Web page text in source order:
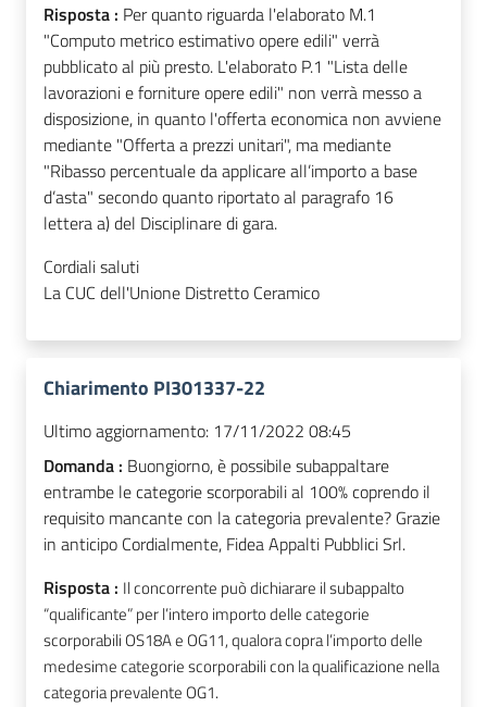
Risposta : Per quanto riguarda l'elaborato M.1
"Computo metrico estimativo opere edili" verrà
pubblicato al più presto. L'elaborato P.1 "Lista delle
lavorazioni e forniture opere edili" non verrà messo a
disposizione, in quanto l'offerta economica non avviene
mediante "Offerta a prezzi unitari", ma mediante
"Ribasso percentuale da applicare all’importo a base
d’asta" secondo quanto riportato al paragrafo 16
lettera a) del Disciplinare di gara.
Cordiali saluti
La CUC dell'Unione Distretto Ceramico
Chiarimento PI301337-22
Ultimo aggiornamento: 17/11/2022 08:45
Domanda : Buongiorno, è possibile subappaltare
entrambe le categorie scorporabili al 100% coprendo il
requisito mancante con la categoria prevalente? Grazie
in anticipo Cordialmente, Fidea Appalti Pubblici Srl.
Risposta : Il concorrente può dichiarare il subappalto
“qualificante” per l’intero importo delle categorie
scorporabili OS18A e OG11, qualora copra l’importo delle
medesime categorie scorporabili con la qualificazione nella
categoria prevalente OG1.